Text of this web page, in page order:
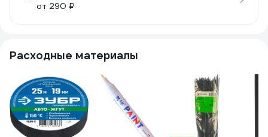
от 290 ₽
Расходные материалы